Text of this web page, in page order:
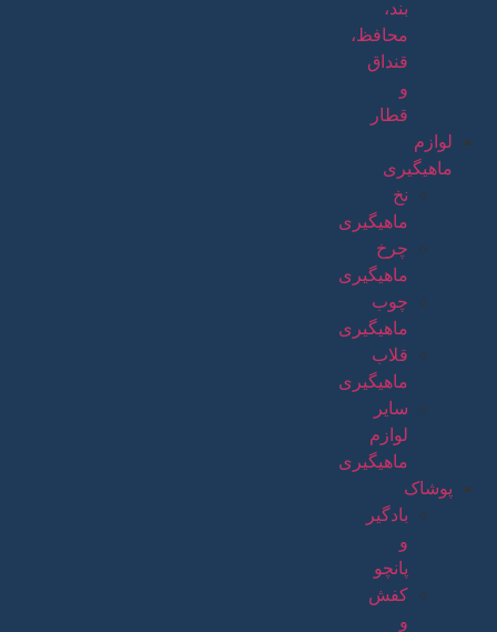
بند،
محافظ،
قنداق
و
قطار
لوازم
ماهیگیری
نخ
ماهیگیری
چرخ
ماهیگیری
چوب
ماهیگیری
قلاب
ماهیگیری
سایر
لوازم
ماهیگیری
پوشاک
بادگیر
و
پانچو
کفش
و